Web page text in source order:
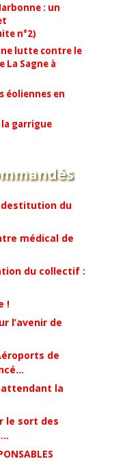
: un
n°2)
lutte contre le
Sagne à
éoliennes en
garrigue
destitution du
médical de
du collectif :
!
l’avenir de
de
attendant la
le sort des